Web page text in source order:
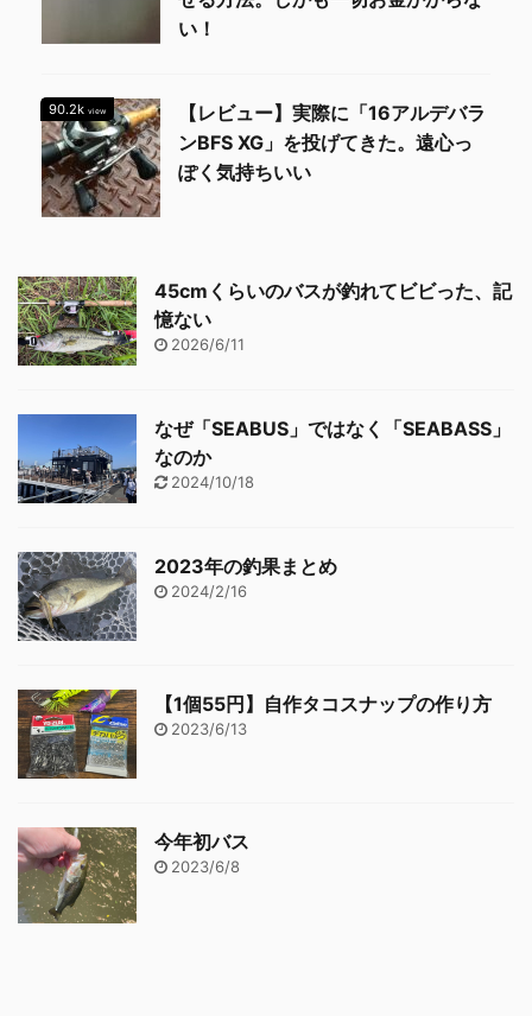
い！
90.2k view
【レビュー】実際に「16アルデバラ
ンBFS XG」を投げてきた。遠心っ
ぽく気持ちいい
45cmくらいのバスが釣れてビビった、記
憶ない
2026/6/11
なぜ「SEABUS」ではなく「SEABASS」
なのか
2024/10/18
2023年の釣果まとめ
2024/2/16
【1個55円】自作タコスナップの作り方
2023/6/13
今年初バス
2023/6/8